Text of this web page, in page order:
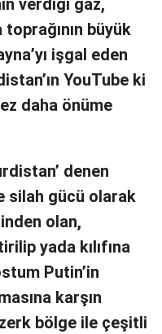
verdiği gaz,
toprağının büyük
işgal eden
YouTube ki
daha önüme
denen
silah gücü olarak
olan,
yada kılıfına
Putin’in
karşın
bölge ile çeşitli